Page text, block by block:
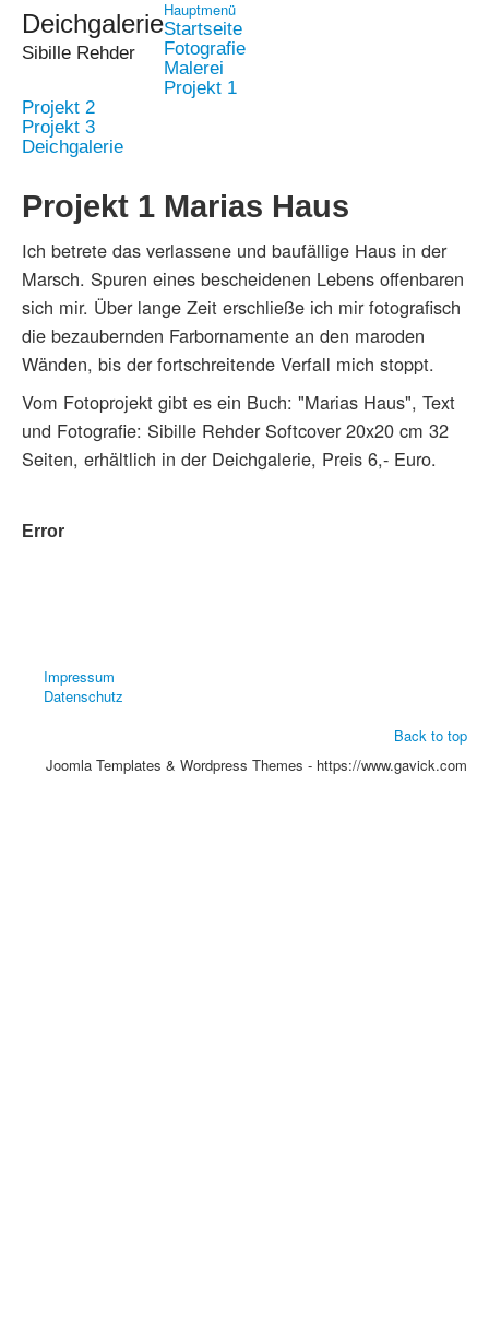
Deichgalerie
Sibille Rehder
Hauptmenü
Startseite
Fotografie
Malerei
Projekt 1
Projekt 2
Projekt 3
Deichgalerie
Projekt 1 Marias Haus
Ich betrete das verlassene und baufällige Haus in der
Marsch. Spuren eines bescheidenen Lebens offenbaren
sich mir. Über lange Zeit erschließe ich mir fotografisch
die bezaubernden Farbornamente an den maroden
Wänden, bis der fortschreitende Verfall mich stoppt.
Vom Fotoprojekt gibt es ein Buch: "Marias Haus", Text
und Fotografie: Sibille Rehder Softcover 20x20 cm 32
Seiten, erhältlich in der Deichgalerie, Preis 6,- Euro.
Error
Impressum
Datenschutz
Back to top
Joomla Templates & Wordpress Themes - https://www.gavick.com